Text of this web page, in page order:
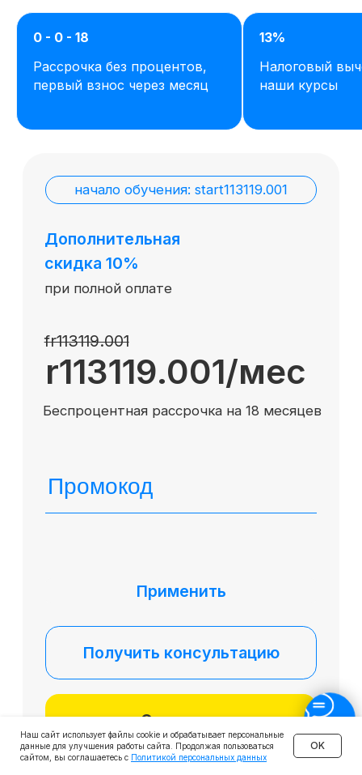
0 - 0 - 18
Рассрочка без процентов,
первый взнос через месяц
13%
Налоговый
наши курсы
Наш сайт использует файлы cookie и обрабатывает персональные
данные для улучшения работы сайта. Продолжая пользоваться
сайтом, вы соглашаетесь с Политикой персональных данных
OK